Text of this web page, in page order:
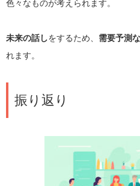
色々なものが考えられます。
未来の話しをするため、 需要予測
れます。
振り返り